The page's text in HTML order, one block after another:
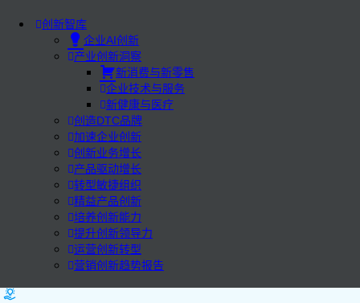
创新智库
企业AI创新
产业创新洞察
新消费与新零售
企业技术与服务
新健康与医疗
创造DTC品牌
加速企业创新
创新业务增长
产品驱动增长
转型敏捷组织
精益产品创新
培养创新能力
提升创新领导力
运营创新转型
营销创新趋势报告